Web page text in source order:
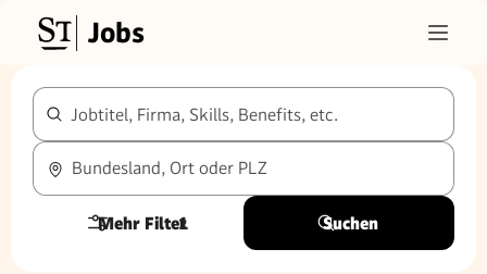
Jobs
Jobtitel, Firma, Skills, Benefits, etc.
Bundesland, Ort oder PLZ
Mehr Filter
1 Suchen